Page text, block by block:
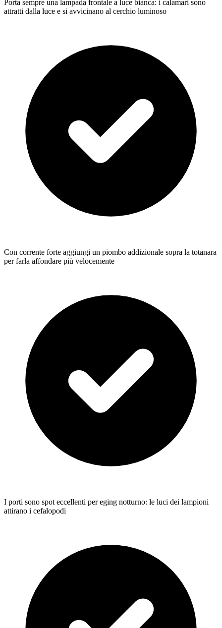
Porta sempre una lampada frontale a luce bianca: i calamari sono
attratti dalla luce e si avvicinano al cerchio luminoso
Con corrente forte aggiungi un piombo addizionale sopra la totanara
per farla affondare più velocemente
I porti sono spot eccellenti per eging notturno: le luci dei lampioni
attirano i cefalopodi